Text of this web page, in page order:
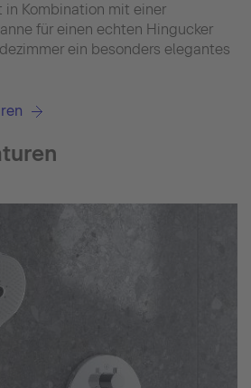
in Kombination mit einer
für einen echten Hingucker
ein besonders elegantes